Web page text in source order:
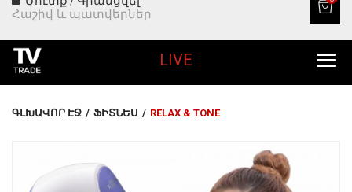
Հաշիվ և պատվերներ
Խոհանոցային
LIVE
ԳԼԽԱՎՈՐ ԷՋ / ՖԻՏՆԵՍ / RELAX & TONE